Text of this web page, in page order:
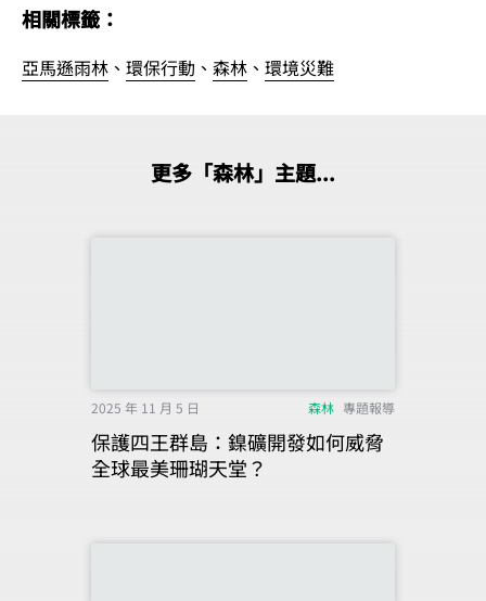
相關標籤：
亞馬遜雨林 、 環保行動 、 森林 、 環境災難
更多「森林」主題...
2025 年 11 月 5 日 森林 專題報導
保護四王群島：鎳礦開發如何威脅
全球最美珊瑚天堂？